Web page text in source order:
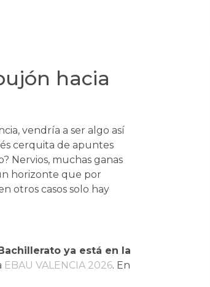
hacia
vendría a ser algo así
cerquita de apuntes
Nervios, muchas ganas
horizonte que por
otros casos solo hay
ya está en la
EBAU VALENCIA 2026. En